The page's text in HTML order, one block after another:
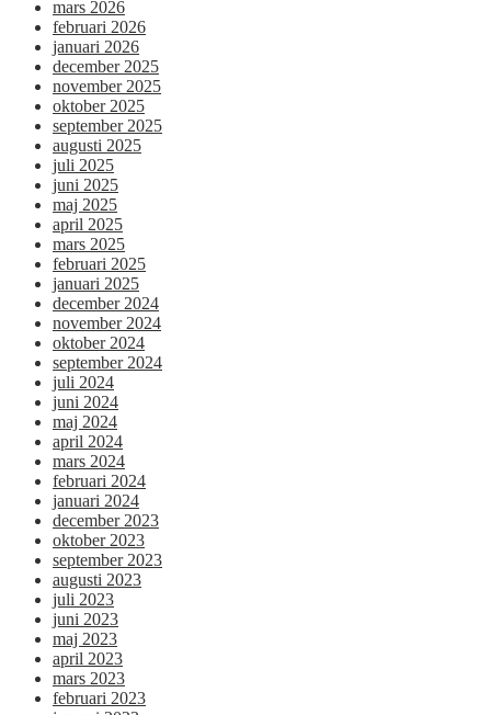
mars 2026
februari 2026
januari 2026
december 2025
november 2025
oktober 2025
september 2025
augusti 2025
juli 2025
juni 2025
maj 2025
april 2025
mars 2025
februari 2025
januari 2025
december 2024
november 2024
oktober 2024
september 2024
juli 2024
juni 2024
maj 2024
april 2024
mars 2024
februari 2024
januari 2024
december 2023
oktober 2023
september 2023
augusti 2023
juli 2023
juni 2023
maj 2023
april 2023
mars 2023
februari 2023